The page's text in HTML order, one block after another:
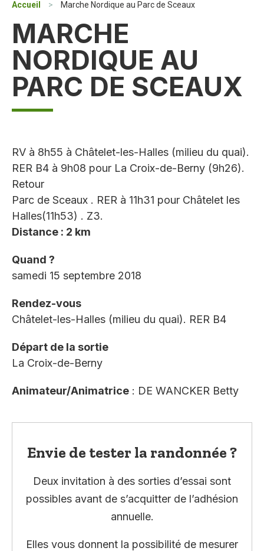
Accueil > Marche Nordique au Parc de Sceaux
MARCHE
NORDIQUE AU
PARC DE SCEAUX
RV à 8h55 à Châtelet-les-Halles (milieu du quai).
RER B4 à 9h08 pour La Croix-de-Berny (9h26).
Retour
Parc de Sceaux . RER à 11h31 pour Châtelet les
Halles(11h53) . Z3.
Distance : 2 km
Quand ?
samedi 15 septembre 2018
Rendez-vous
Châtelet-les-Halles (milieu du quai). RER B4
Départ de la sortie
La Croix-de-Berny
Animateur/Animatrice : DE WANCKER Betty
Envie de tester la randonnée ?
Deux invitation à des sorties d’essai sont
possibles avant de s’acquitter de l’adhésion
annuelle.
Elles vous donnent la possibilité de mesurer